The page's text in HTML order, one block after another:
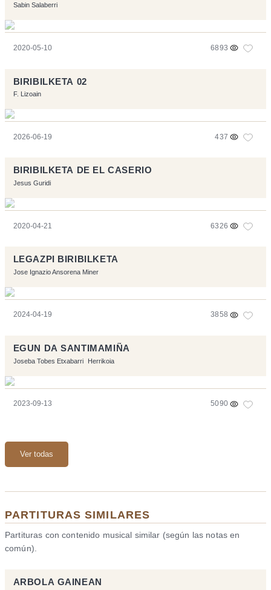
Sabin Salaberri
2020-05-10 6893
BIRIBILKETA 02
F. Lizoain
2026-06-19 437
BIRIBILKETA DE EL CASERIO
Jesus Guridi
2020-04-21 6326
LEGAZPI BIRIBILKETA
Jose Ignazio Ansorena Miner
2024-04-19 3858
EGUN DA SANTIMAMIÑA
Joseba Tobes Etxabarri Herrikoia
2023-09-13 5090
Ver todas
PARTITURAS SIMILARES
Partituras con contenido musical similar (según las notas en
común).
ARBOLA GAINEAN